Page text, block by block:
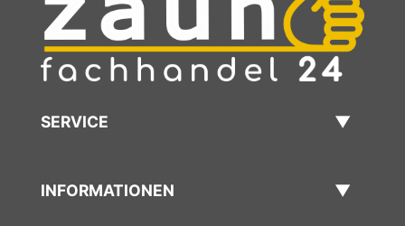
SERVICE
INFORMATIONEN